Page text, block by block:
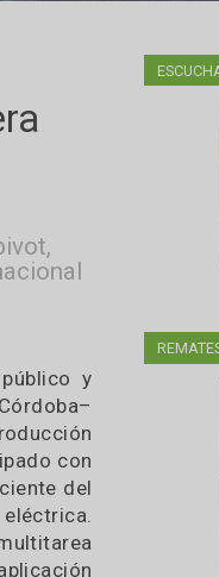
la
con pivot,
Internacional
sector público y
–Córdoba–
de producción